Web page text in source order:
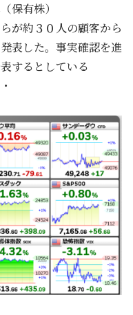
保有株）
が約３０人の顧客から
表した。事実確認を進
するとしている